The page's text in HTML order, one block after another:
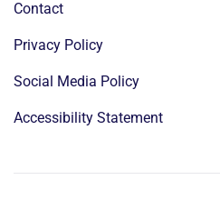
Contact
Privacy Policy
Social Media Policy
Accessibility Statement